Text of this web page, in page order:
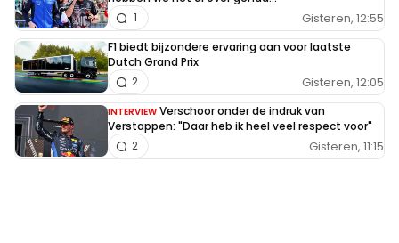
Gisteren, 12:55
1
F1 biedt bijzondere ervaring aan voor laatste
Dutch Grand Prix
Gisteren, 12:05
2
INTERVIEW Verschoor onder de indruk van
Verstappen: "Daar heb ik heel veel respect voor"
Gisteren, 11:15
2